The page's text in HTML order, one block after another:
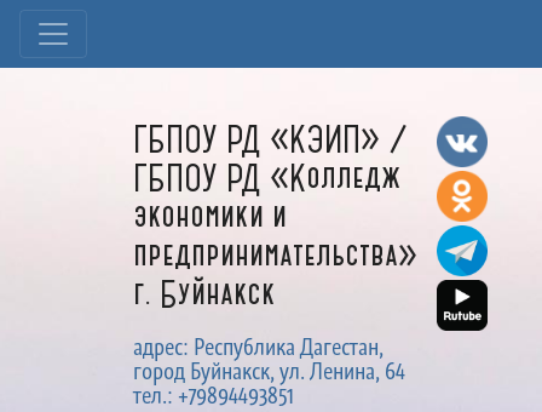
ГБПОУ РД «КЭИП» /
ГБПОУ РД «Колледж
экономики и
предпринимательства»
г. Буйнакск
адрес: Республика Дагестан,
город Буйнакск, ул. Ленина, 64
тел.: +79894493851